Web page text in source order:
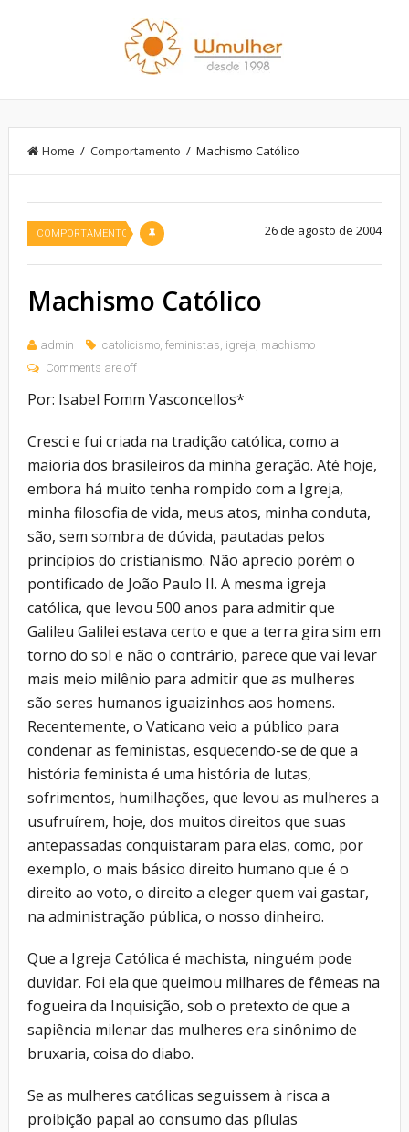
Home / Comportamento / Machismo Católico
COMPORTAMENTO 26 de agosto de 2004
Machismo Católico
admin catolicismo, feministas, igreja, machismo
Comments are off
Por: Isabel Fomm Vasconcellos*
Cresci e fui criada na tradição católica, como a
maioria dos brasileiros da minha geração. Até hoje,
embora há muito tenha rompido com a Igreja,
minha filosofia de vida, meus atos, minha conduta,
são, sem sombra de dúvida, pautadas pelos
princípios do cristianismo. Não aprecio porém o
pontificado de João Paulo II. A mesma igreja
católica, que levou 500 anos para admitir que
Galileu Galilei estava certo e que a terra gira sim em
torno do sol e não o contrário, parece que vai levar
mais meio milênio para admitir que as mulheres
são seres humanos iguaizinhos aos homens.
Recentemente, o Vaticano veio a público para
condenar as feministas, esquecendo-se de que a
história feminista é uma história de lutas,
sofrimentos, humilhações, que levou as mulheres a
usufruírem, hoje, dos muitos direitos que suas
antepassadas conquistaram para elas, como, por
exemplo, o mais básico direito humano que é o
direito ao voto, o direito a eleger quem vai gastar,
na administração pública, o nosso dinheiro.
Que a Igreja Católica é machista, ninguém pode
duvidar. Foi ela que queimou milhares de fêmeas na
fogueira da Inquisição, sob o pretexto de que a
sapiência milenar das mulheres era sinônimo de
bruxaria, coisa do diabo.
Se as mulheres católicas seguissem à risca a
proibição papal ao consumo das pílulas